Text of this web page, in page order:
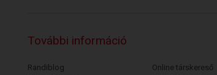
További információ
Randiblog
Online társkereső